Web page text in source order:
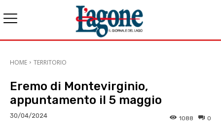
HOME TERRITORIO
Eremo di Montevirginio,
appuntamento il 5 maggio
30/04/2024 0
1088